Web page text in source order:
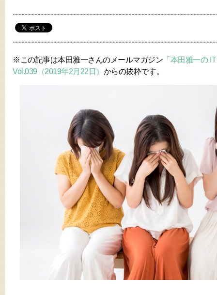
※この記事は本田雅一さんのメールマガジン 「本田雅一の
Vol.039（2019年2月22日） からの抜粋です。